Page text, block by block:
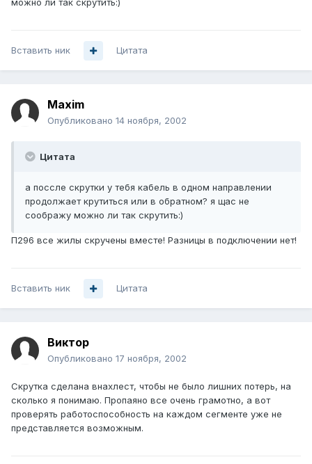
можно ли так скрутить:)
Вставить ник Цитата
Maxim
Опубликовано 14 ноября, 2002
Цитата
а поссле скрутки у тебя кабель в одном направлении
продолжает крутиться или в обратном? я щас не
соображу можно ли так скрутить:)
П296 все жилы скручены вместе! Разницы в подключении нет!
Вставить ник Цитата
Виктор
Опубликовано 17 ноября, 2002
Скрутка сделана внахлест, чтобы не было лишних потерь, на
сколько я понимаю. Пропаяно все очень грамотно, а вот
проверять работоспособность на каждом сегменте уже не
представляется возможным.